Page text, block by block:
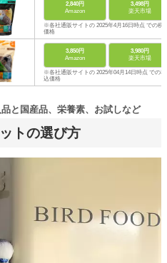
2,840円
Amazon
3,498円
楽天市場
※各社通販サイトの 2025年4月16日時点 での税
価格
3,850円
Amazon
3,980円
楽天市場
※各社通販サイトの 2025年04月14日時点 での税
込価格
トの選び方
と国産品、栄養素、お試しなど